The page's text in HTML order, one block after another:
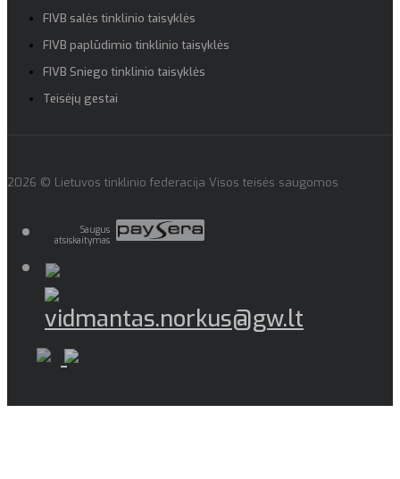
FIVB salės tinklinio taisyklės
FIVB paplūdimio tinklinio taisyklės
FIVB Sniego tinklinio taisyklės
Teisėjų gestai
2026 © Lietuvos tinklinio federacija Visos teisės saugomos
Saugus
atsiskaitymas